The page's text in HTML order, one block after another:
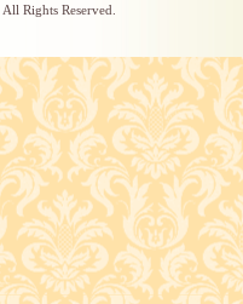
. All Rights Reserved.